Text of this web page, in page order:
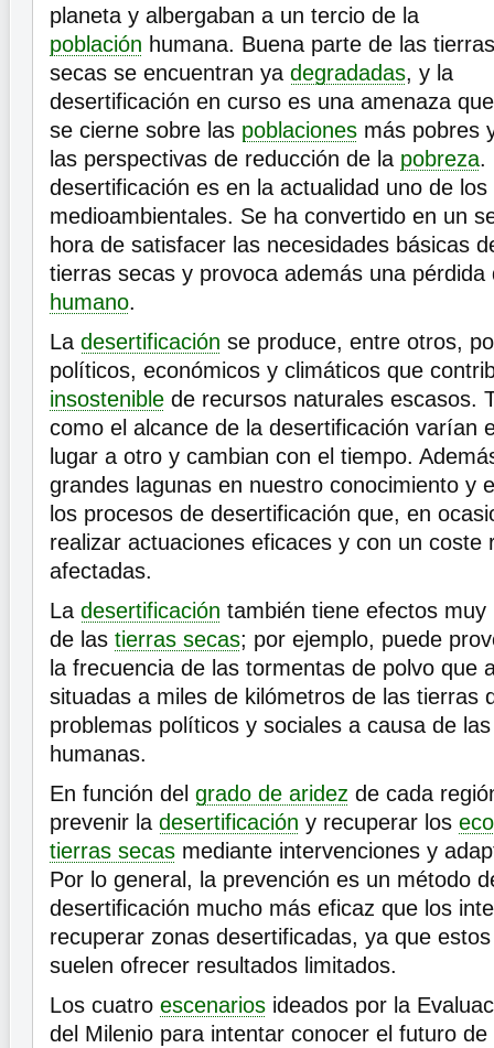
planeta y albergaban a un tercio de la
población humana. Buena parte de las tierras
secas se encuentran ya degradadas, y la
desertificación en curso es una amenaza que
se cierne sobre las poblaciones más pobres
las perspectivas de reducción de la pobreza.
desertificación es en la actualidad uno de
medioambientales. Se ha convertido en un
hora de satisfacer las necesidades básicas
tierras secas y provoca además una
humano.
La desertificación se produce, entre otros,
políticos, económicos y climáticos que
insostenible de recursos naturales escasos.
como el alcance de la desertificación varían
lugar a otro y cambian con el tiempo.
grandes lagunas en nuestro conocimiento y
los procesos de desertificación que, en
realizar actuaciones eficaces y con un coste
afectadas.
La desertificación también tiene efectos muy
de las tierras secas; por ejemplo, puede
la frecuencia de las tormentas de polvo que
situadas a miles de kilómetros de las tierras
problemas políticos y sociales a causa de
humanas.
En función del grado de aridez de cada
prevenir la desertificación y recuperar los
tierras secas mediante intervenciones y
Por lo general, la prevención es un método
desertificación mucho más eficaz que los
recuperar zonas desertificadas, ya que
suelen ofrecer resultados limitados.
Los cuatro escenarios ideados por la
del Milenio para intentar conocer el futuro